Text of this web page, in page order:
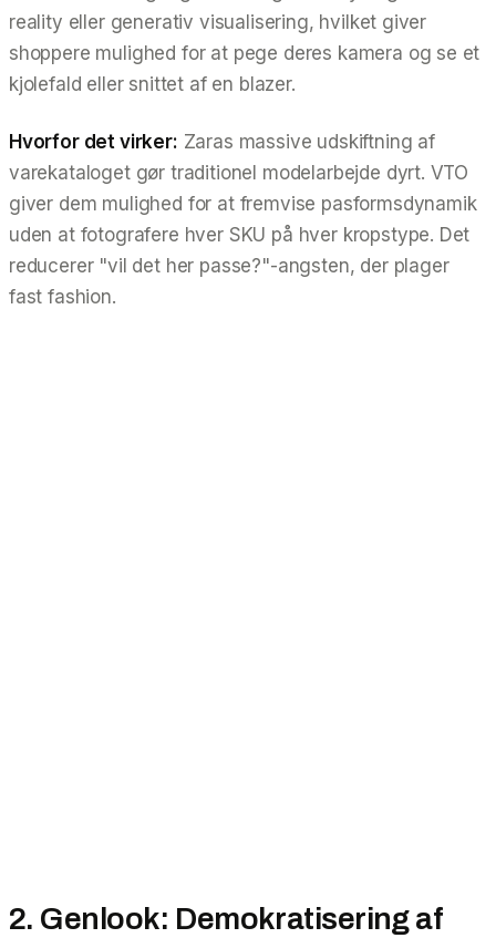
reality eller generativ visualisering, hvilket giver
shoppere mulighed for at pege deres kamera og se et
kjolefald eller snittet af en blazer.
Hvorfor det virker: Zaras massive udskiftning af
varekataloget gør traditionel modelarbejde dyrt. VTO
giver dem mulighed for at fremvise pasformsdynamik
uden at fotografere hver SKU på hver kropstype. Det
reducerer "vil det her passe?"-angsten, der plager
fast fashion.
2. Genlook: Demokratisering af